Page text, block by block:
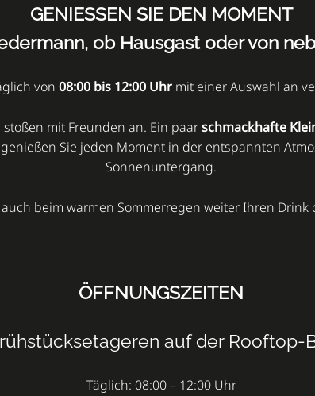
GENIESSEN SIE DEN MOMENT
ob Hausgast oder von
von 08:00 bis 12:00 Uhrmit einer Auswahl an
stoßen mit Freunden an. Ein paarschmackhafte
Sie jeden Moment in der entspannten
Sonnenuntergang.
beim warmen Sommerregen weiter Ihren
ÖFFNUNGSZEITEN
auf der Rooftop-
Täglich: 08:00 – 12:00 Uhr